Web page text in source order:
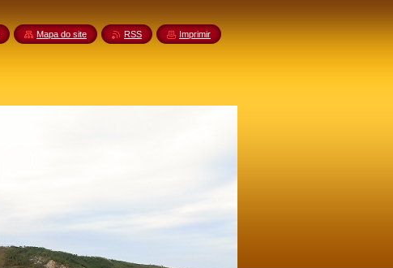
Mapa do site RSS Imprimir